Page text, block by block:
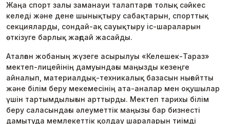
Жаңа спорт залы заманауи талаптарға толық сәйкес
келеді және дене шынықтыру сабақтарын, спорттық
секцияларды, сондай-ақ сауықтыру іс-шараларын
өткізуге барлық жағдай жасайды.
Аталған жобаның жүзеге асырылуы «Келешек-Тараз»
мектеп-лицейінің дамуындағы маңызды кезеңге
айналып, материалдық-техникалық базасын нығайтты
және білім беру мекемесінің ата-аналар мен оқушылар
үшін тартымдылығын арттырды. Мектеп тарихы білім
беру саласындағы әлеуметтік маңызы бар бизнесті
дамытуда мемлекеттік қолдау шараларын тиімді